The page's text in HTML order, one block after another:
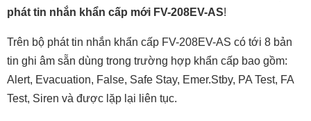
phát tin nhắn khẩn cấp mới FV-208EV-AS!
Trên bộ phát tin nhắn khẩn cấp FV-208EV-AS có tới 8 bản
tin ghi âm sẵn dùng trong trường hợp khẩn cấp bao gồm:
Alert, Evacuation, False, Safe Stay, Emer.Stby, PA Test, FA
Test, Siren và được lặp lại liên tục.